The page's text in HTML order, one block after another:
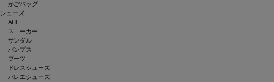
かごバッグ
シューズ
ALL
スニーカー
サンダル
パンプス
ブーツ
ドレスシューズ
バレエシューズ